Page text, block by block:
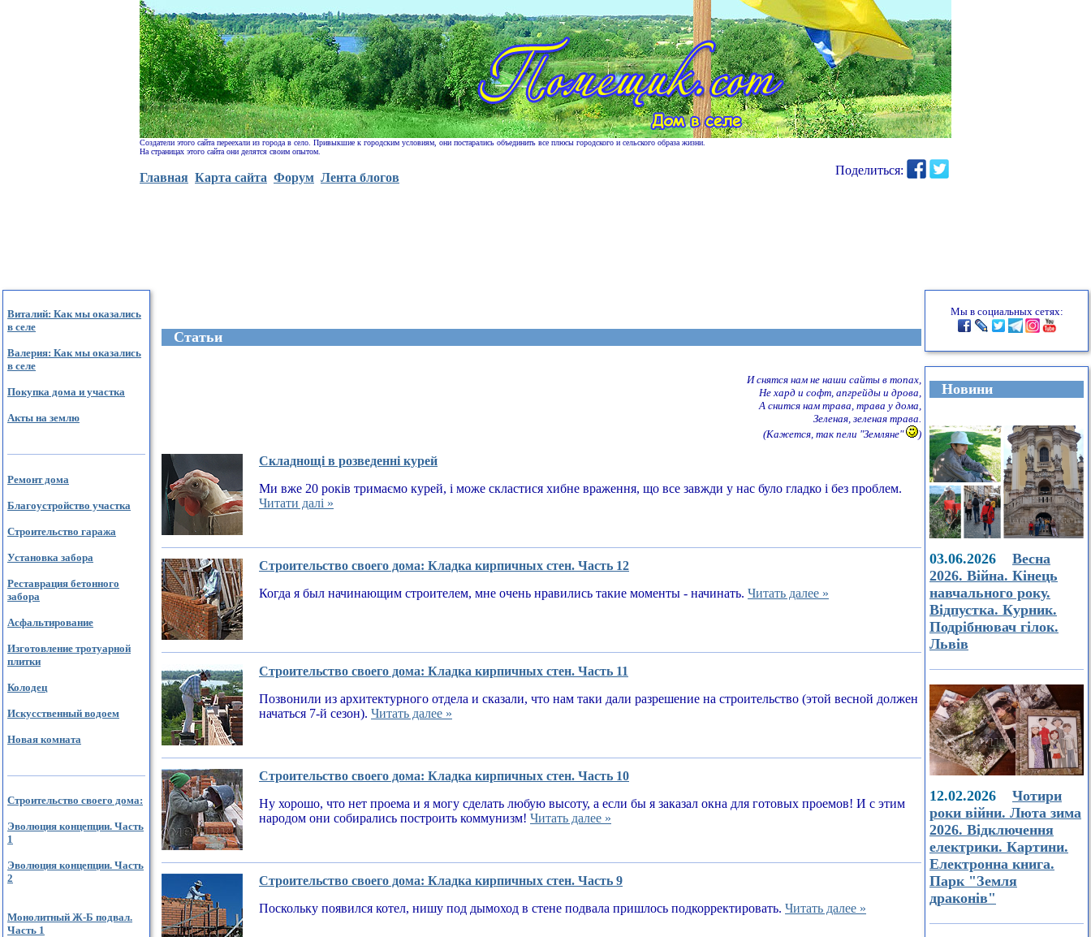
Создатели этого сайта переехали из города в село. Привыкшие к городским условиям, они постарались объединить все плюсы городского и сельского образа жизни.
На страницах этого сайта они делятся своим опытом.
Главная Карта сайта Форум Лента блогов
Поделиться:
Виталий: Как мы оказались
в селе
Валерия: Как мы оказались
в селе
Покупка дома и участка
Акты на землю
Ремонт дома
Благоустройство участка
Строительство гаража
Установка забора
Реставрация бетонного
забора
Асфальтирование
Изготовление тротуарной
плитки
Колодец
Искусственный водоем
Новая комната
Строительство своего дома:
Эволюция концепции. Часть
1
Эволюция концепции. Часть
2
Монолитный Ж-Б подвал.
Часть 1
Cтатьи
И снятся нам не наши сайты в топах,
Не хард и софт, апгрейды и дрова,
А снится нам трава, трава у дома,
Зеленая, зеленая трава.
(Кажется, так пели "Земляне"
)
Складнощі в розведенні курей
Ми вже 20 років тримаємо курей, і може скластися хибне враження, що все завжди у нас було гладко і без проблем.
Читати далі »
Строительство своего дома: Кладка кирпичных стен. Часть 12
Когда я был начинающим строителем, мне очень нравились такие моменты - начинать. Читать далее »
Строительство своего дома: Кладка кирпичных стен. Часть 11
Позвонили из архитектурного отдела и сказали, что нам таки дали разрешение на строительство (этой весной должен
начаться 7-й сезон). Читать далее »
Строительство своего дома: Кладка кирпичных стен. Часть 10
Ну хорошо, что нет проема и я могу сделать любую высоту, а если бы я заказал окна для готовых проемов! И с этим
народом они собирались построить коммунизм! Читать далее »
Строительство своего дома: Кладка кирпичных стен. Часть 9
Поскольку появился котел, нишу под дымоход в стене подвала пришлось подкорректировать. Читать далее »
Мы в социальных сетях:
Новини
03.06.2026 Весна
2026. Війна. Кінець
навчального року.
Відпустка. Курник.
Подрібнювач гілок.
Львів
12.02.2026 Чотири
роки війни. Люта зима
2026. Відключення
електрики. Картини.
Електронна книга.
Парк "Земля
драконів"